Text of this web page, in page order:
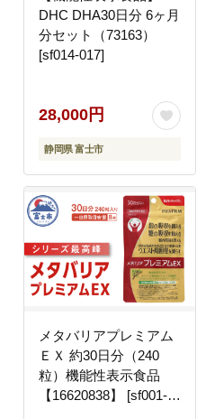
DHC DHA30日分 6ヶ月
分セット（73163）
[sf014-017]
28,000円
静岡県 富士市
メタバリアプレミアム
ＥＸ 約30日分（240
粒）機能性表示食品
【16620838】 [sf001-